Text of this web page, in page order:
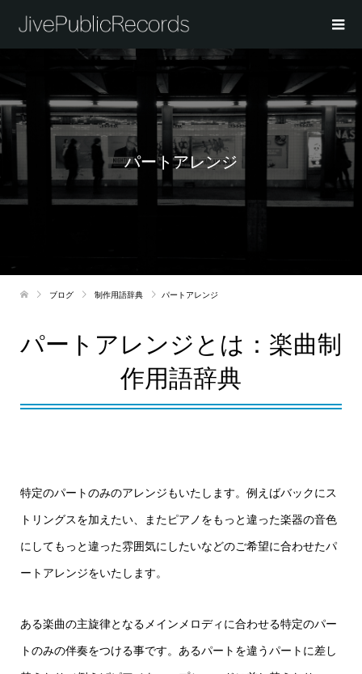
パートアレンジ
ブログ 制作用語辞典 パートアレンジ
パートアレンジとは：楽曲制
作用語辞典
特定のパートのみのアレンジもいたします。例えばバックにス
トリングスを加えたい、またピアノをもっと違った楽器の音色
にしてもっと違った雰囲気にしたいなどのご希望に合わせたパ
ートアレンジをいたします。
ある楽曲の主旋律となるメインメロディに合わせる特定のパー
トのみの伴奏をつける事です。あるパートを違うパートに差し